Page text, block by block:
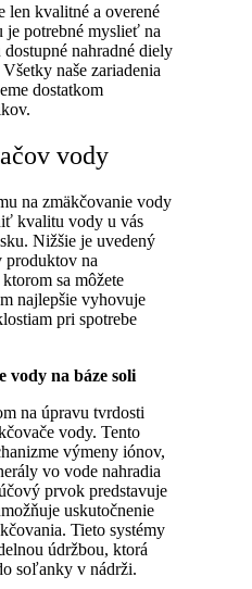
len kvalitné a overené
je potrebné myslieť na
nahradné diely
naše zariadenia
dostatkom
vody
na zmäkčovanie vody
kvalitu vody u vás
Nižšie je uvedený
na
sa môžete
najlepšie vyhovuje
pri spotrebe
vody na báze soli
na úpravu tvrdosti
vody. Tento
výmeny iónov,
vo vode nahradia
prvok predstavuje
uskutočnenie
Tieto systémy
údržbou, ktorá
soľanky v nádrži.